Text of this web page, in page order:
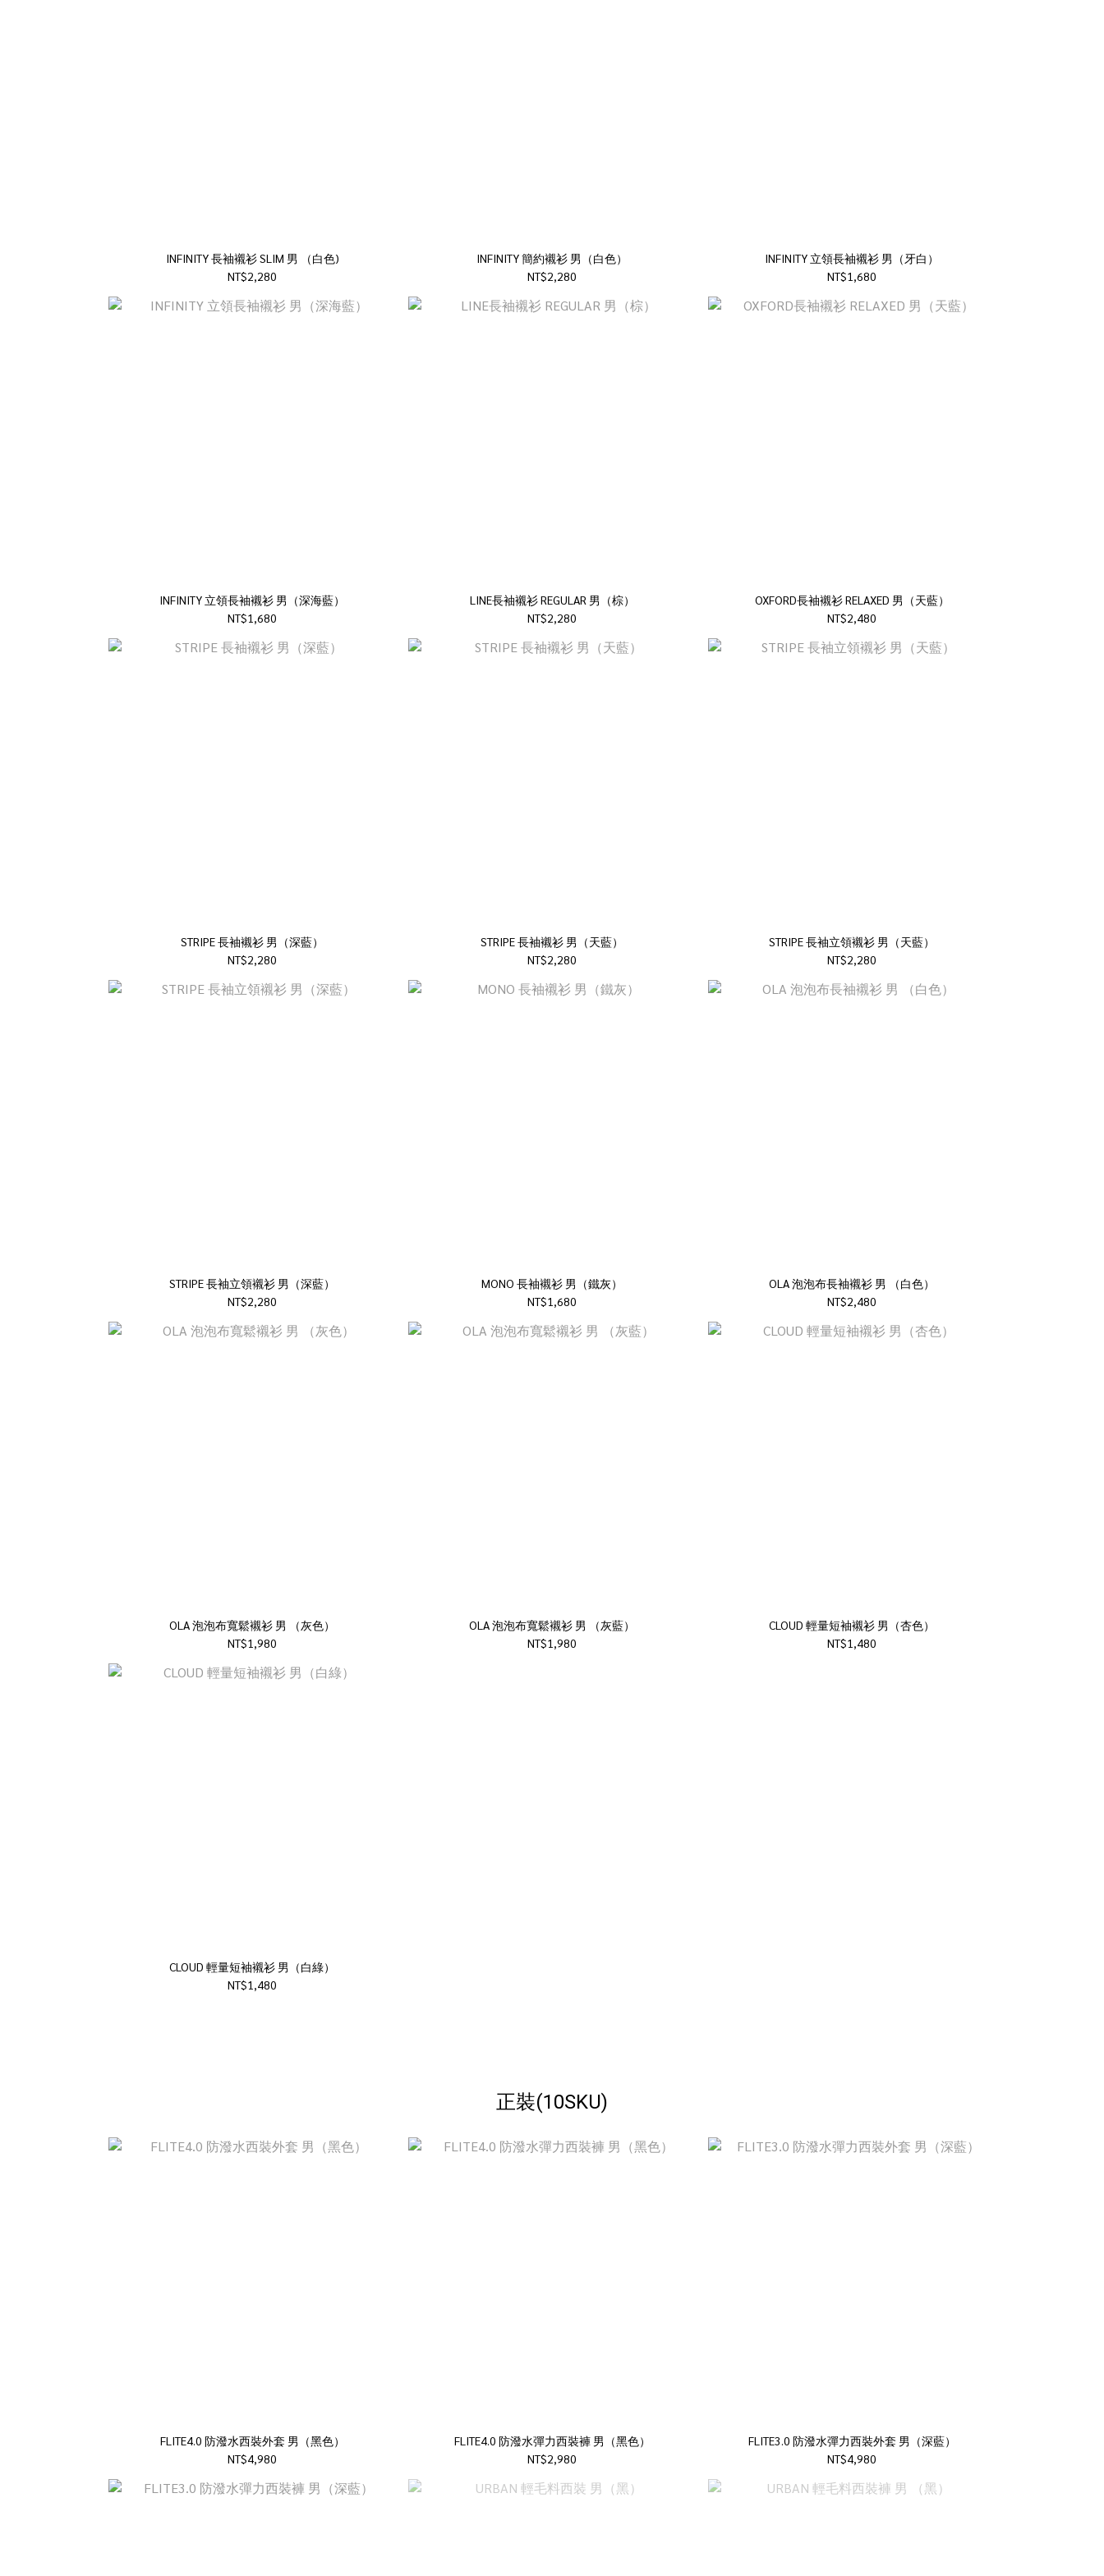
INFINITY 長袖襯衫 SLIM 男 （白色)
NT$2,280
INFINITY 簡約襯衫 男（白色）
NT$2,280
INFINITY 立領長袖襯衫 男（牙白）
NT$1,680
INFINITY 立領長袖襯衫 男（深海藍）
NT$1,680
LINE長袖襯衫 REGULAR 男（棕）
NT$2,280
OXFORD長袖襯衫 RELAXED 男（天藍）
NT$2,480
STRIPE 長袖襯衫 男（深藍）
NT$2,280
STRIPE 長袖襯衫 男（天藍）
NT$2,280
STRIPE 長袖立領襯衫 男（天藍）
NT$2,280
STRIPE 長袖立領襯衫 男（深藍）
NT$2,280
MONO 長袖襯衫 男（鐵灰）
NT$1,680
OLA 泡泡布長袖襯衫 男 （白色）
NT$2,480
OLA 泡泡布寬鬆襯衫 男 （灰色）
NT$1,980
OLA 泡泡布寬鬆襯衫 男 （灰藍）
NT$1,980
CLOUD 輕量短袖襯衫 男（杏色）
NT$1,480
CLOUD 輕量短袖襯衫 男（白綠）
NT$1,480
正裝(10SKU)
FLITE4.0 防潑水西裝外套 男（黑色）
NT$4,980
FLITE4.0 防潑水彈力西裝褲 男（黑色）
NT$2,980
FLITE3.0 防潑水彈力西裝外套 男（深藍）
NT$4,980